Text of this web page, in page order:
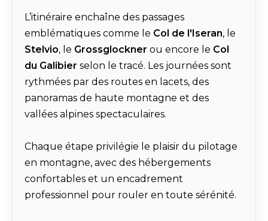
L’itinéraire enchaîne des passages
emblématiques comme le Col de l'Iseran, le
Stelvio, le Grossglockner ou encore le Col
du Galibier selon le tracé. Les journées sont
rythmées par des routes en lacets, des
panoramas de haute montagne et des
vallées alpines spectaculaires.
Chaque étape privilégie le plaisir du pilotage
en montagne, avec des hébergements
confortables et un encadrement
professionnel pour rouler en toute sérénité.